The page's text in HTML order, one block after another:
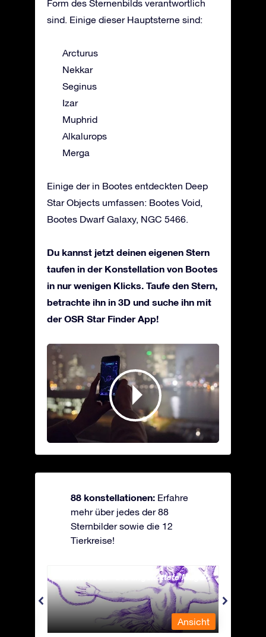
Form des Sternenbilds verantwortlich
sind. Einige dieser Hauptsterne sind:
Arcturus
Nekkar
Seginus
Izar
Muphrid
Alkalurops
Merga
Einige der in Bootes entdeckten Deep
Star Objects umfassen: Bootes Void,
Bootes Dwarf Galaxy, NGC 5466.
Du kannst jetzt deinen eigenen Stern
taufen in der Konstellation von Bootes
in nur wenigen Klicks. Taufe den Stern,
betrachte ihn in 3D und suche ihn mit
der OSR Star Finder App!
88 konstellationen: Erfahre
mehr über jedes der 88
Sternbilder sowie die 12
Tierkreise!
Andromeda - Die angekettete Magd
Ansicht